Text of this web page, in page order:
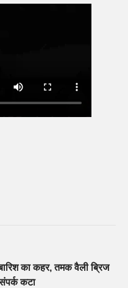
बारिश का कहर, तमक वैली ब्रिज
कटा